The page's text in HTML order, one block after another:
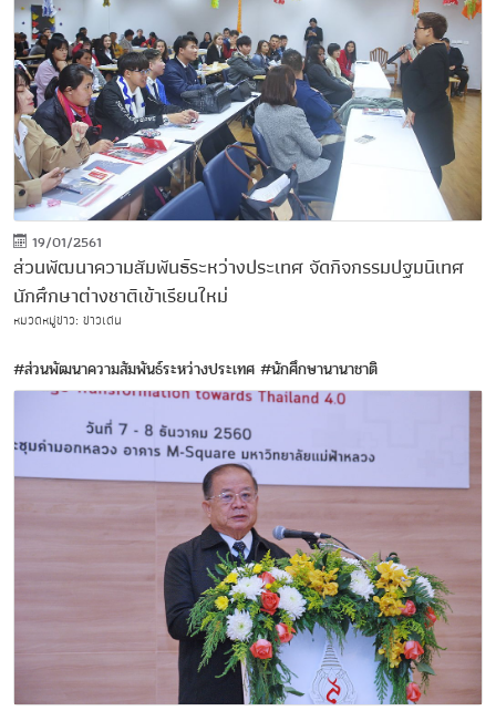
19/01/2561
ส่วนพัฒนาความสัมพันธ์ระหว่างประเทศ จัดกิจกรรมปฐมนิเทศ
นักศึกษาต่างชาติเข้าเรียนใหม่
หมวดหมู่ข่าว: ข่าวเด่น
#ส่วนพัฒนาความสัมพันธ์ระหว่างประเทศ #นักศึกษานานาชาติ